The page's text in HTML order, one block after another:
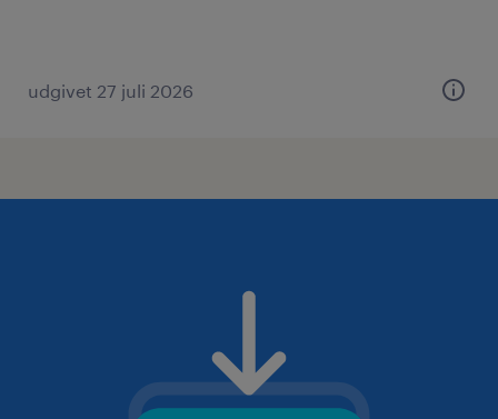
udgivet 27 juli 2026